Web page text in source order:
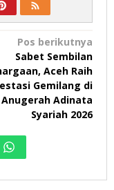
Pos berikutnya
Sabet Sembilan
Aceh Raih
Gemilang di
Anugerah Adinata
Syariah 2026